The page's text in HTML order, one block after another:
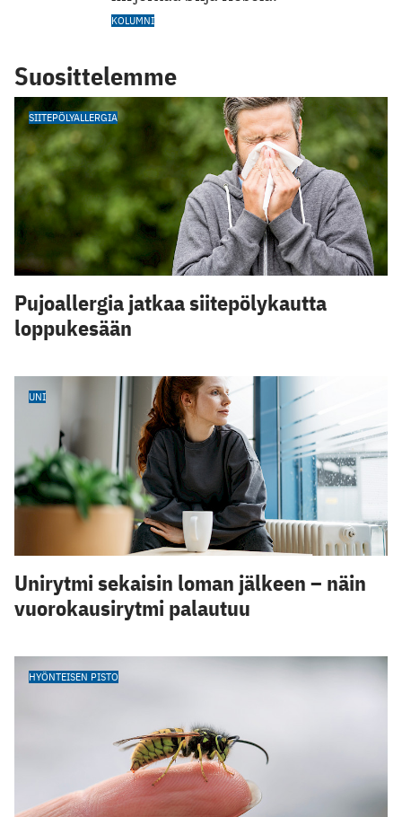
KOLUMNI
Suosittelemme
SIITEPÖLYALLERGIA
Pujoallergia jatkaa siitepölykautta
loppukesään
UNI
Unirytmi sekaisin loman jälkeen – näin
vuorokausirytmi palautuu
HYÖNTEISEN PISTO